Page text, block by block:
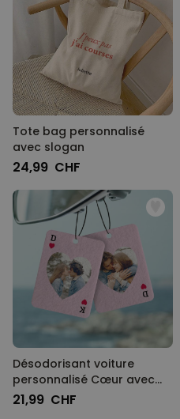
Tote bag personnalisé
avec slogan
24,99 CHF
Désodorisant voiture
personnalisé Cœur avec
photo
21,99 CHF